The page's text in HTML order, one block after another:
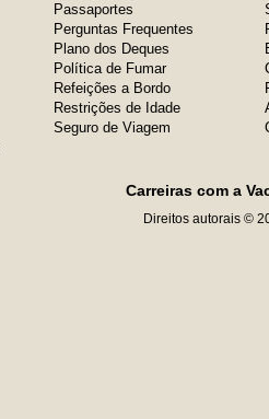
Passaportes
Perguntas Frequentes
Plano dos Deques
Política de Fumar
Refeições a Bordo
Restrições de Idade
Seguro de Viagem
Carreiras com a
Direitos autorais ©